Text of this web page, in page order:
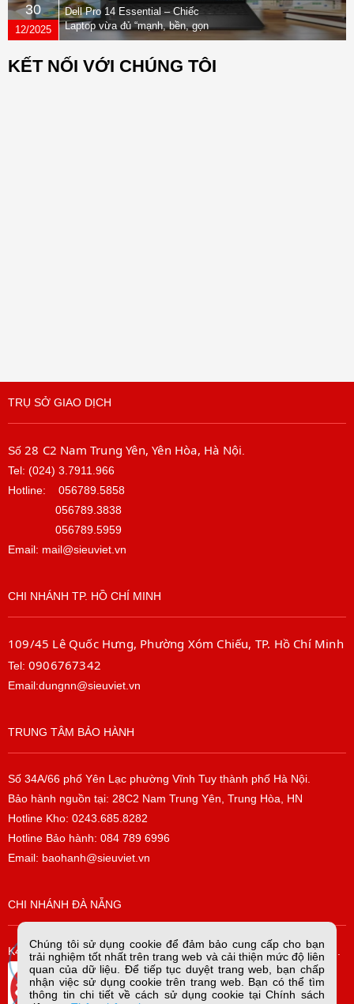
30
12/2025
Dell Pro 14 Essential – Chiếc
Laptop vừa đủ “mạnh, bền, gọn
nhẹ” dành cho dân văn phòng
KẾT NỐI VỚI CHÚNG TÔI
TRỤ SỞ GIAO DỊCH
Số 28 C2 Nam Trung Yên, Yên Hòa, Hà Nội
Tel: (024) 3.7911.966
Hotline: 056789.5858
056789.3838
056789.5959
Email: mail@sieuviet.vn
CHI NHÁNH TP. HỒ CHÍ MINH
109/45 Lê Quốc Hưng, Phường Xóm Chiếu, TP. Hồ Chí Minh
Tel: 0906767342
Email:dungnn@sieuviet.vn
TRUNG TÂM BẢO HÀNH
Số 34A/66 phố Yên Lạc phường Vĩnh Tuy thành phố Hà Nội.
Bảo hành nguồn tại: 28C2 Nam Trung Yên, Trung Hòa, HN
Hotline Kho: 0243.685.8282
Hotline Bảo hành: 084 789 6996
Email: baohanh@sieuviet.vn
CHI NHÁNH ĐÀ NẴNG
K42/H2/14 Tiểu La, P. Hòa Cường Bắc, Q. Hải Châu, TP. Đà Nẵng.
Chúng tôi sử dụng cookie để đảm bảo cung cấp cho bạn
trải nghiệm tốt nhất trên trang web và cải thiện mức độ liên
quan của dữ liệu. Để tiếp tục duyệt trang web, bạn chấp
nhận việc sử dụng cookie trên trang web. Bạn có thể tìm
thông tin chi tiết về cách sử dụng cookie tại Chính sách